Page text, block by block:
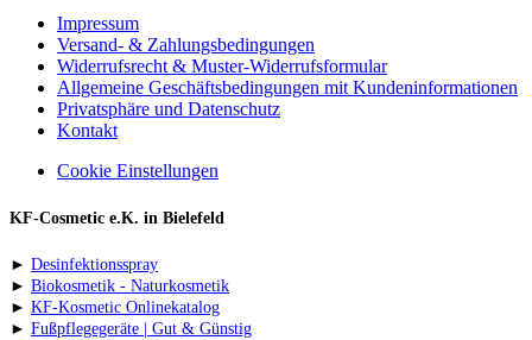
Impressum
Versand- & Zahlungsbedingungen
Widerrufsrecht & Muster-Widerrufsformular
Allgemeine Geschäftsbedingungen mit Kundeninformationen
Privatsphäre und Datenschutz
Kontakt
Cookie Einstellungen
KF-Cosmetic e.K. in Bielefeld
► Desinfektionsspray
► Biokosmetik - Naturkosmetik
► KF-Kosmetic Onlinekatalog
► Fußpflegegeräte | Gut & Günstig